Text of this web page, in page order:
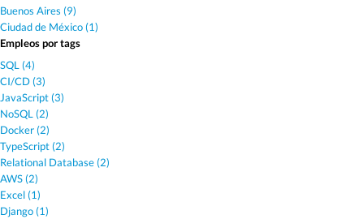
Buenos Aires (9)
Ciudad de México (1)
Empleos por tags
SQL (4)
CI/CD (3)
JavaScript (3)
NoSQL (2)
Docker (2)
TypeScript (2)
Relational Database (2)
AWS (2)
Excel (1)
Django (1)